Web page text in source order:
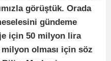
görüştük. Orada
gündeme
için 50 milyon lira
olması için söz